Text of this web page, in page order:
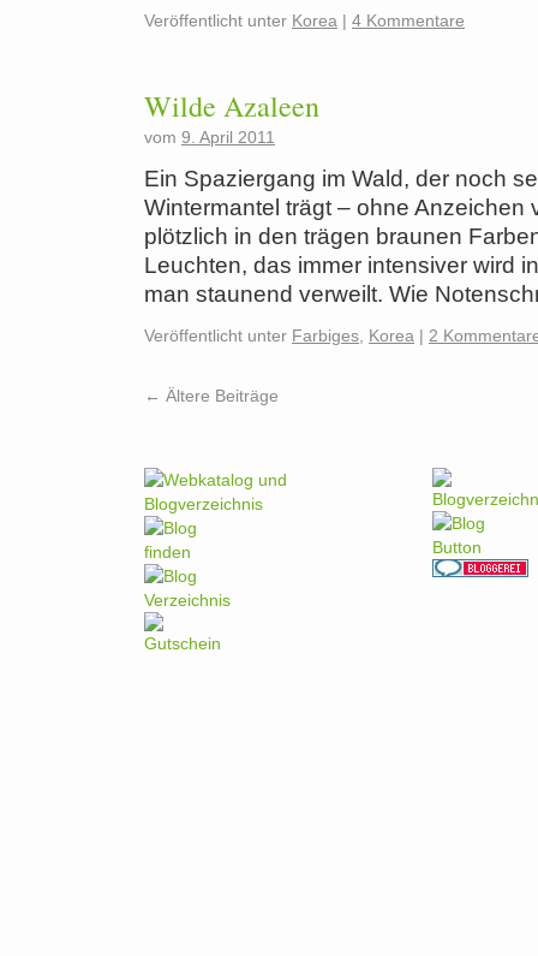
Veröffentlicht unter Korea | 4 Kommentare
Wilde Azaleen
vom 9. April 2011
Ein Spaziergang im Wald, der noch
Wintermantel trägt – ohne Anzeichen
plötzlich in den trägen braunen
Leuchten, das immer intensiver wird
man staunend verweilt. Wie
Veröffentlicht unter Farbiges Korea | 2
← Ältere Beiträge